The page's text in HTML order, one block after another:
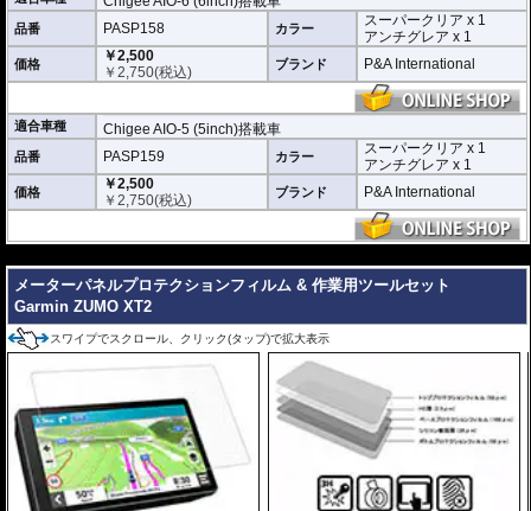
スーパークリア :
耐摩耗性が非常に高く、
透明性の高いフィルム。貼り付けてしまう
と画面になじみ、フィルムの存在がほとん
どわからなくなります。
マット仕上げが施され、太
陽光などによる反射を軽減。視認性の低下
を防ぎ、画面を読み取りやすくします。も
ちろん傷に対しても有効です。
取付キット付属 :
取り付けに便利なクリー
ニングクロス、細かい埃も除去する粘着シート、気泡の混入を防ぎ、きれいに
優れもの。満足のいく取付が容易になりました。
シリコーン系粘着材を採用し、画面を痛めることがありません。フィルムを剥
がせば、元通りの状態になります。
品番 PASP158 カラー
スーパークリア x 1
アンチグレア x 1
価格
￥2,500
￥2,750(税込) ブランド P&A International
適合車種 Chigee AIO-5 (5inch)搭載車
品番 PASP159 カラー
スーパークリア x 1
アンチグレア x 1
価格
￥2,500
￥2,750(税込) ブランド P&A International
メーターパネルプロテクションフィルム & 作業用ツールセット
Garmin ZUMO XT2
スワイプでスクロール、クリック(タップ)で拡大表示